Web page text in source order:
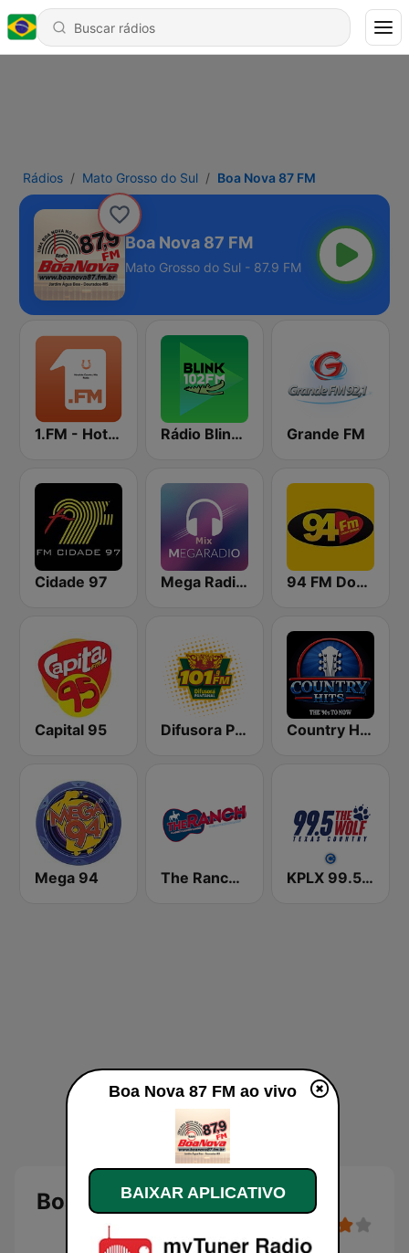
Rádios Mato Grosso do Sul Boa Nova 87 FM
Boa Nova 87 FM
Mato Grosso do Sul - 87.9 FM
1.FM - Hot Country Rádio Blink 102 FM Grande FM
Cidade 97 Mega Radio Mix 94 FM Dourados
Capital 95 Difusora Pantanal 101.9 FM Country Hits
Mega 94 The Ranch - Classic Country KPLX 99.5 The Wolf FM
Boa Nova 87 FM
Boa Nova 87 FM ao vivo
BAIXAR APLICATIVO